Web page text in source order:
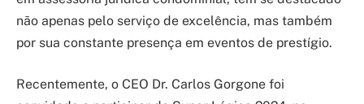
não apenas pelo serviço de excelência, mas também
por sua constante presença em eventos de prestígio.
Recentemente, o CEO Dr. Carlos Gorgone foi